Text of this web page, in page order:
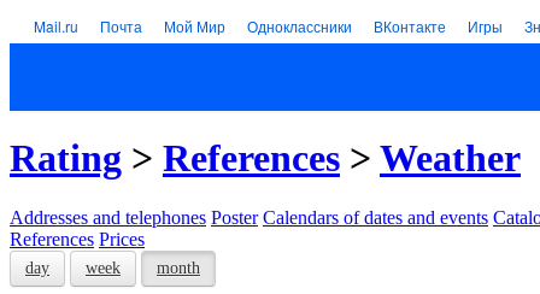
Mail.ru Почта Мой Мир Одноклассники ВКонтакте Игры
Rating > References > Weather
Addresses and telephones Poster Calendars of dates and events
References Prices
day week month